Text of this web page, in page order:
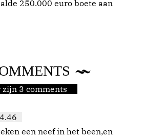
250.000 euro boete aan
zijn 3 comments
een neef in het been,en